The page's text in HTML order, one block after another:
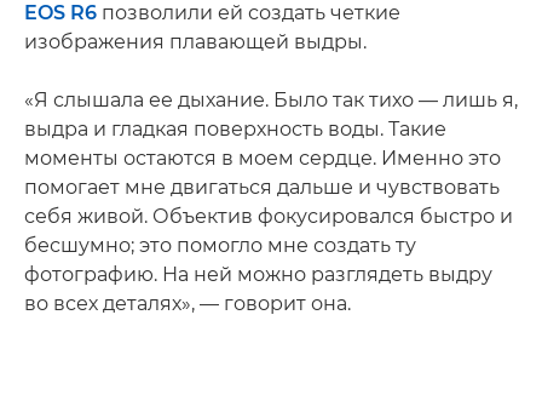
EOS R6 позволили ей создать четкие
изображения плавающей выдры.
«Я слышала ее дыхание. Было так тихо — лишь я,
выдра и гладкая поверхность воды. Такие
моменты остаются в моем сердце. Именно это
помогает мне двигаться дальше и чувствовать
себя живой. Объектив фокусировался быстро и
бесшумно; это помогло мне создать ту
фотографию. На ней можно разглядеть выдру
во всех деталях», — говорит она.